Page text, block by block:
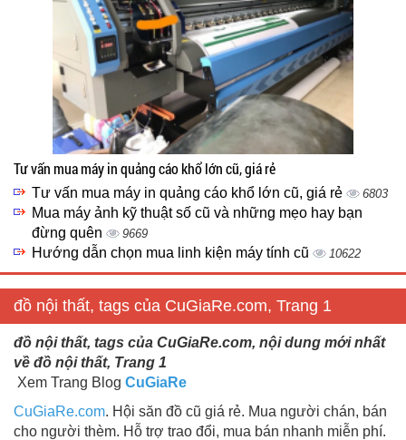
Tư vấn mua máy in quảng cáo khổ lớn cũ, giá rẻ
Tư vấn mua máy in quảng cáo khổ lớn cũ, giá rẻ 6803
Mua máy ảnh kỹ thuật số cũ và những mẹo hay bạn
đừng quên
9669
Hướng dẫn chọn mua linh kiện máy tính cũ 10622
đồ nội thất, tags của CuGiaRe.com, Trang 1
đồ nội thất, tags của CuGiaRe.com, nội dung mới nhất
về đồ nội thất, Trang 1
Xem Trang Blog CuGiaRe
CuGiaRe.com. Hội săn đồ cũ giá rẻ. Mua người chán, bán
cho người thèm. Hỗ trợ trao đổi, mua bán nhanh miễn phí.